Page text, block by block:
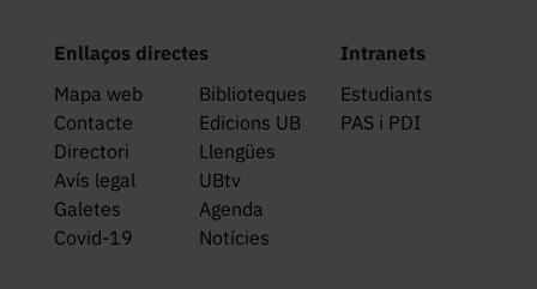
Enllaços directes
Mapa web
Biblioteques
Contacte
Edicions UB
Directori
Llengües
Avís legal
UBtv
Galetes
Agenda
Covid-19
Notícies
Intranets
Estudiants
PAS i PDI